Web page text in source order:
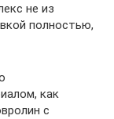
не из
полностью,
как
с